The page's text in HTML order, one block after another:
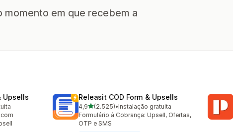
momento em que recebem a
Upsells Releasit COD Form & Upsells
4,9de 5 estrelas
(2.525)
2525 total de avaliações
•Instalação gratuita
Formulário à Cobrança: Upsell, Ofertas,
OTP e SMS